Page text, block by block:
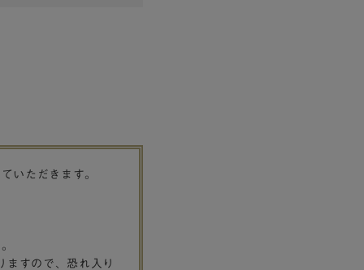
いただきます。
すので、恐れ入り